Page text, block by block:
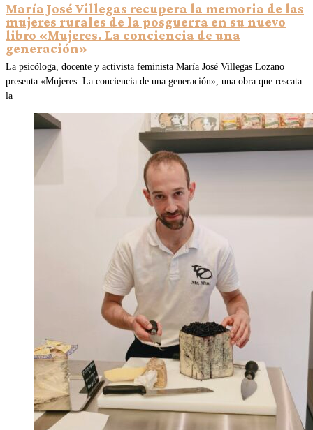
María José Villegas recupera la memoria de las
mujeres rurales de la posguerra en su nuevo
libro «Mujeres. La conciencia de una
generación»
La psicóloga, docente y activista feminista María José Villegas Lozano
presenta «Mujeres. La conciencia de una generación», una obra que rescata
la